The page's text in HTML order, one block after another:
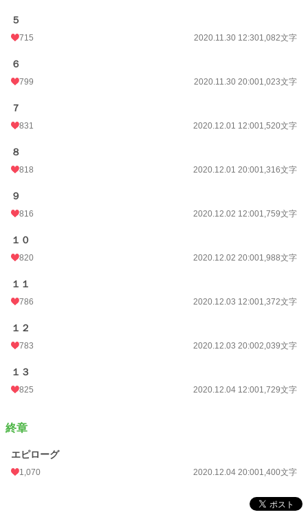
お気に入り
24h.ポイント
文字数
更新日時
初回公開日時
初回完結日時
５
715 2020.11.30 12:301,082文字
６
799 2020.11.30 20:001,023文字
７
831 2020.12.01 12:001,520文字
８
818 2020.12.01 20:001,316文字
９
816 2020.12.02 12:001,759文字
１０
820 2020.12.02 20:001,988文字
１１
786 2020.12.03 12:001,372文字
１２
783 2020.12.03 20:002,039文字
１３
825 2020.12.04 12:001,729文字
終章
エピローグ
1,070 2020.12.04 20:001,400文字